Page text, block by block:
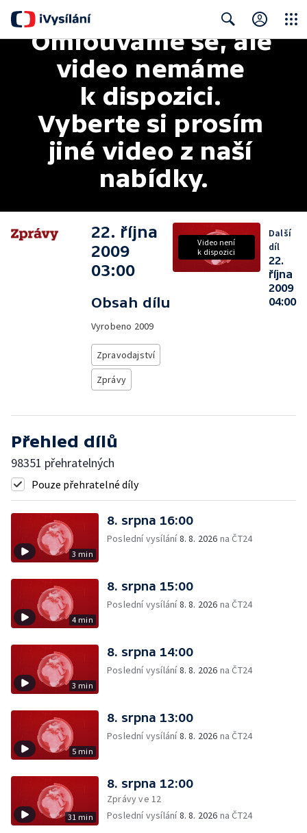
Search
Omlouváme se, ale
video nemáme
k dispozici.
Vyberte si prosím
jiné video z naší
nabídky.
22. října
2009
03:00
Obsah dílu
Vyrobeno 2009
Zpravodajství
Zprávy
Video není
k dispozici
Další
díl
22.
října
2009
04:00
Přehled dílů
98351 přehratelných
Pouze přehratelné díly
3 min
8. srpna 16:00
Poslední vysílání8. 8. 2026 na ČT24
4 min
8. srpna 15:00
Poslední vysílání8. 8. 2026 na ČT24
3 min
8. srpna 14:00
Poslední vysílání8. 8. 2026 na ČT24
5 min
8. srpna 13:00
Poslední vysílání8. 8. 2026 na ČT24
31 min
8. srpna 12:00
Zprávy ve 12
Poslední vysílání8. 8. 2026 na ČT24